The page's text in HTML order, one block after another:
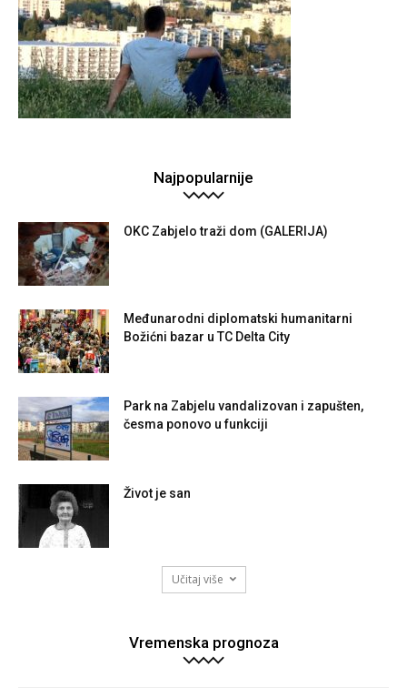
Najpopularnije
OKC Zabjelo traži dom (GALERIJA)
Međunarodni diplomatski humanitarni
Božićni bazar u TC Delta City
Park na Zabjelu vandalizovan i zapušten,
česma ponovo u funkciji
Život je san
Učitaj više
Vremenska prognoza